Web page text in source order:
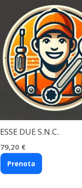
ESSE DUE S.N.C.
79,20 €
Prenota